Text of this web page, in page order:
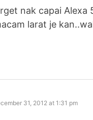
nak capai Alexa
larat je
31, 2012 at 1:31 pm